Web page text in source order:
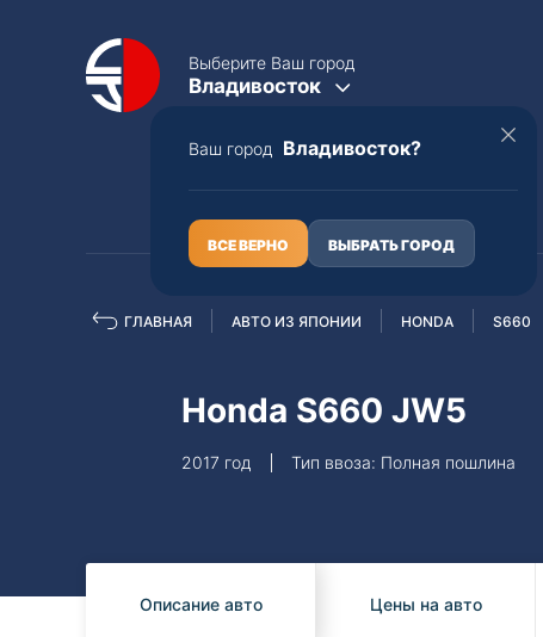
Выберите Ваш город
Владивосток
Ваш город Владивосток?
ВСЕ ВЕРНО ВЫБРАТЬ ГОРОД
Полная пошлина
ГЛАВНАЯ АВТО ИЗ ЯПОНИИ HONDA S660
Honda S660 JW5
2017 год Тип ввоза: Полная пошлина
Описание авто Цены на авто